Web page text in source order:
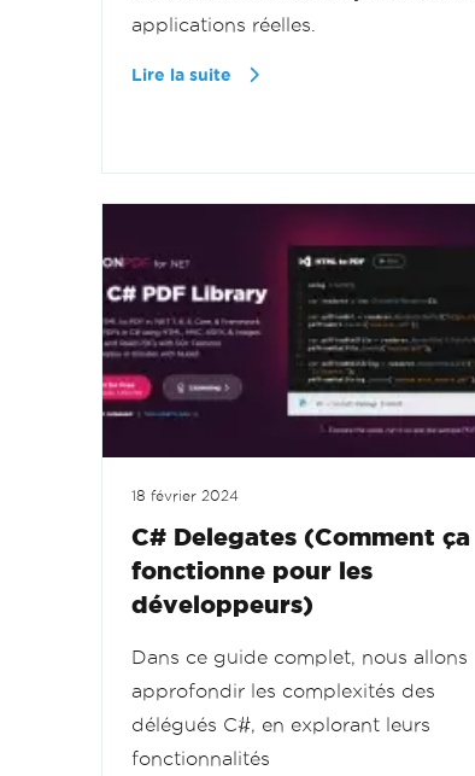
applications réelles.
Lire la suite
18 février 2024
C# Delegates (Comment ça
fonctionne pour les
développeurs)
Dans ce guide complet, nous allons
approfondir les complexités des
délégués C#, en explorant leurs
fonctionnalités